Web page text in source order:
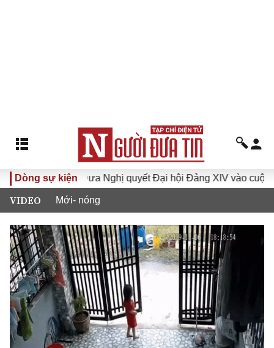
Dòng sự kiện
XVI Đưa Nghị quyết Đại hội Đảng XIV vào cuộc sống
VIDEO Mới- nóng